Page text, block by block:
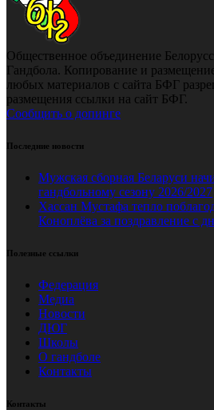
Общественное объединение
Гандбола. Копирование и
любых материалов с сайта БФГ
размещения ссылки на сайт БФГ.
Сообщить о допинге
Последние новости
Мужская сборная Беларуси
гандбольному сезону 2026/2027
Хассан Мустафа тепло
Коноплёва за поздравление с
Полезные ссылки
Федерация
Медиа
Новости
ДЮГ
Школы
О гандболе
Контакты
Контакты